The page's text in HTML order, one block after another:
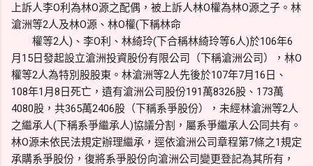
上訴人李O利為林O源之配偶，被上訴人林O權為林O源之子。林
滄洲等2人及林O源、林O權(下稱林命
權等2人)、李O利、林綺玲(下合稱林綺玲等6人)於106年6
月15日發起設立滄洲投資股份有限公司（下稱滄洲公司），林O
權等2人為特別股股東。林滄洲等2人先後於107年7月16日、
108年1月8日死亡，遺有滄洲公司股份191萬8326股、173萬
4080股，共365萬2406股（下稱系爭股份），未經林滄洲等2人
之繼承人(下稱系爭繼承人)協議分割，屬系爭繼承人公同共有。
林O源未依民法規定辦理繼承，逕依滄洲公司章程第7條之1規定
承購系爭股份，復將系爭股份向滄洲公司變更登記為其所有，